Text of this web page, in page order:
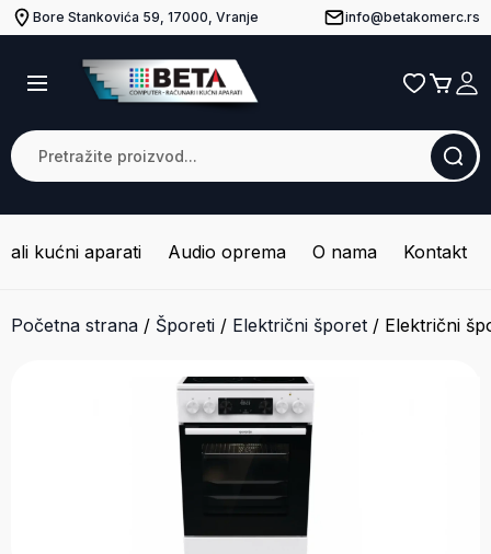
Bore Stankovića 59, 17000, Vranje info@betakomerc.rs
kućni aparati Audio oprema O nama Kontakt
Početna strana / Šporeti / Električni šporet / Električni